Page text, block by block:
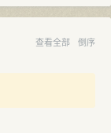
查看全部 倒序